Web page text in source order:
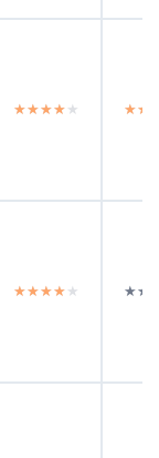
★★★★★
★★★★★
★★★★★
★★★★★